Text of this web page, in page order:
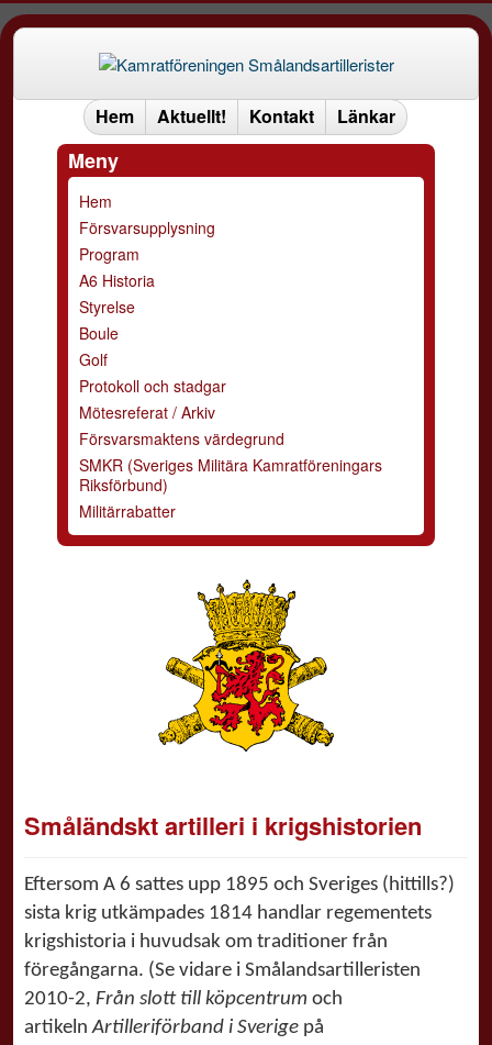
Hem Aktuellt! Kontakt Länkar
Meny
Hem
Försvarsupplysning
Program
A6 Historia
Styrelse
Boule
Golf
Protokoll och stadgar
Mötesreferat / Arkiv
Försvarsmaktens värdegrund
SMKR (Sveriges Militära Kamratföreningars
Riksförbund)
Militärrabatter
Småländskt artilleri i krigshistorien
Eftersom A 6 sattes upp 1895 och Sveriges (hittills?)
sista krig utkämpades 1814 handlar regementets
krigshistoria i huvudsak om traditioner från
föregångarna. (Se vidare i Smålandsartilleristen
2010-2, Från slott till köpcentrum och
artikelnArtilleriförband i Sverige på